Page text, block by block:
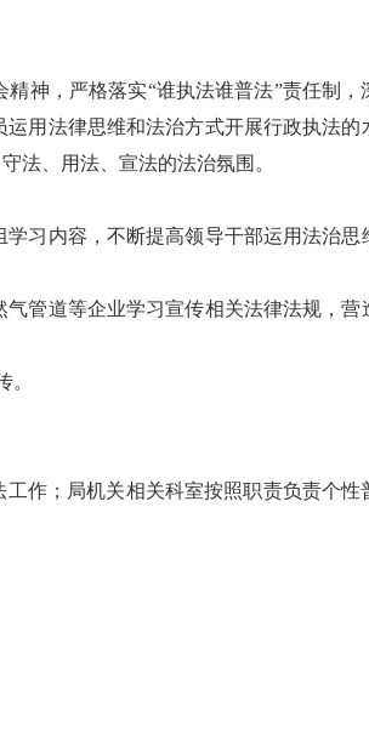
神，严格落实“谁执法谁普法”责任制，
用法律思维和法治方式开展行政执法的
法、用法、宣法的法治氛围。
习内容，不断提高领导干部运用法治思
管道等企业学习宣传相关法律法规，营
。
作；局机关相关科室按照职责负责个性